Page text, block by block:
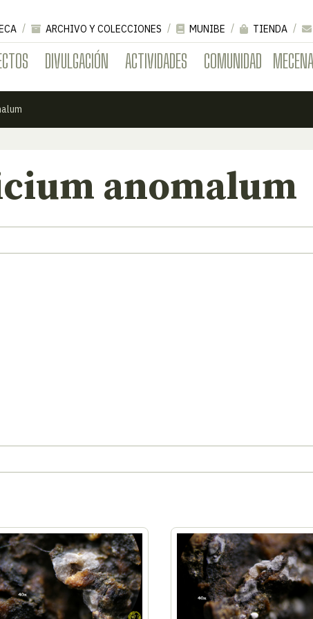
DIVULGACIÓN ACTIVIDADES COMUNIDAD
ARCHIVO Y COLECCIONES MUNIBE TIENDA
anomalum